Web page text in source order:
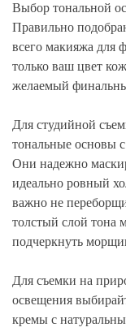
Выбор тональной
Правильно
всего макияжа для
только ваш цвет
желаемый
Для студийной
тональные основы
Они надежно
идеально ровный
важно не
толстый слой тона
подчеркнуть
Для съемки на
освещения
кремы с